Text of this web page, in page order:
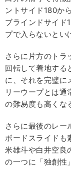
ントサイド180か
ブラインドサイド
プで入らないとい
さらに片方のトラ
回転して着地する
に、それを完璧に
リーウープとは通
の難易度も高くな
さらに最後のレー
ボードスライドも
米雄斗や白井空良
の一つに「独創性